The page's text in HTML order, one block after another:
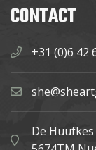
CONTACT
+31 (0)6 42
De Huufkes